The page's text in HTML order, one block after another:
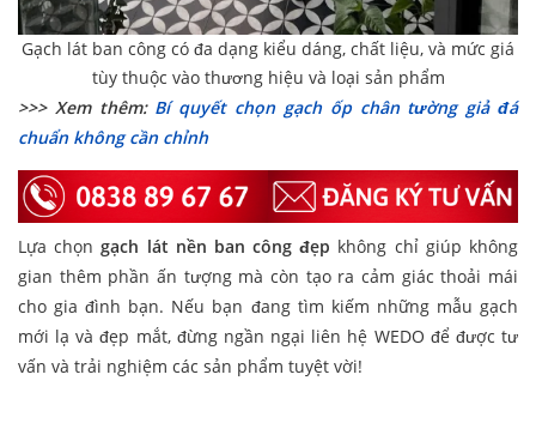
Gạch lát ban công có đa dạng kiểu dáng, chất liệu, và mức giá
tùy thuộc vào thương hiệu và loại sản phẩm
>>> Xem thêm: Bí quyết chọn gạch ốp chân tường giả đá
chuẩn không cần chỉnh
Lựa chọngạch lát nền ban công đẹp không chỉ giúp không
gian thêm phần ấn tượng mà còn tạo ra cảm giác thoải mái
cho gia đình bạn. Nếu bạn đang tìm kiếm những mẫu gạch
mới lạ và đẹp mắt, đừng ngần ngại liên hệ WEDO để được tư
vấn và trải nghiệm các sản phẩm tuyệt vời!